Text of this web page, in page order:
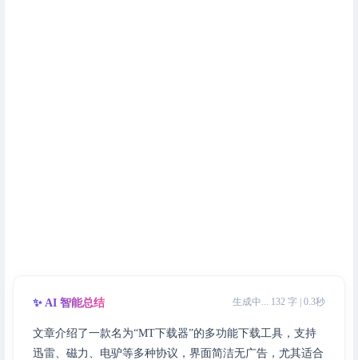
✨ AI 智能总结 生成中... 132 字 | 0.3秒
文章介绍了一款名为“MT下载器”的多功能下载工具，支持
迅雷、磁力、电驴等多种协议，界面简洁无广告，尤其适合